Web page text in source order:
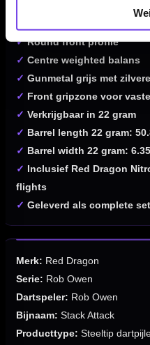
✓ Round front profile
✓ Centre weighted balans
✓ Gunmetal grijs met
✓ Front gripzone voor
✓ Verkrijgbaar in 22 gram
✓ Barrel length 22 gram:
✓ Barrel width 22 gram:
✓ Inclusief Red Dragon
flights
✓ Geleverd als complete
Merk: Red Dragon
Serie: Rob Owen
Dartspeler: Rob Owen
Bijnaam: Stack Attack
Producttype: Steeltip